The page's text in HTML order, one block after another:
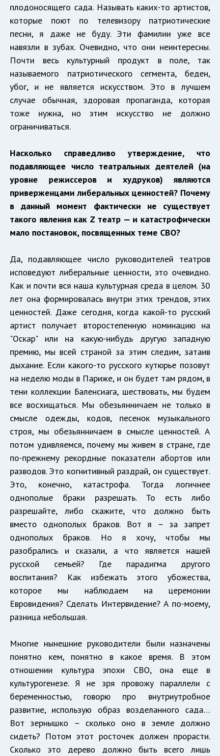
плодоносящего сада. Называть каких-то артистов,
которые поют по телевизору патриотические
песни, я даже не буду. Эти фамилии уже все
навязли в зубах. Очевидно, что они неинтересны.
Почти весь культурный продукт в поле, так
называемого патриотического сегмента, беден,
убог, и не является искусством. Это в лучшем
случае обычная, здоровая пропаганда, которая
тоже нужна, но этим искусство не должно
ограничиваться.
Насколько справедливо утверждение, что
подавляющее число театральных деятелей (на
уровне режиссеров и худруков) являются
приверженцами либеральных ценностей? Почему
в данный момент фактически не существует
такого явления как Z театр — и катастрофически
мало постановок, посвященных теме СВО?
Да, подавляющее число руководителей театров
исповедуют либеральные ценности, это очевидно.
Как и почти вся наша культурная среда в целом. 30
лет она формировалась внутри этих трендов, этих
ценностей. Даже сегодня, когда какой-то русский
артист получает второстепенную номинацию на
"Оскар" или на какую-нибудь другую западную
премию, мы всей страной за этим следим, затаив
дыхание. Если какого-то русского кутюрье позовут
на неделю моды в Париже, и он будет там рядом, в
тени коллекции Баленсиага, шествовать, мы будем
все восхищаться. Мы обезьянничаем не только в
смысле одежды, кодов, песенок музыкального
строя, мы обезьянничаем в смысле ценностей. А
потом удивляемся, почему мы живем в стране, где
по-прежнему рекордные показатели абортов или
разводов. Это когнитивный раздрай, он существует.
Это, конечно, катастрофа. Тогда логичнее
однополые браки разрешать. То есть либо
разрешайте, либо скажите, что должно быть
вместо однополых браков. Вот я – за запрет
однополых браков. Но я хочу, чтобы мы
разобрались и сказали, а что является нашей
русской семьей? Где парадигма другого
воспитания? Как избежать этого убожества,
которое мы наблюдаем на церемонии
Евровидения? Сделать Интервидение? А по-моему,
разница небольшая.
Многие нынешние руководители были назначены
понятно кем, понятно в какое время. В этом
отношении культура эпохи СВО, она еще в
культурогенезе. Я не зря провожу параллели с
беременностью, говорю про внутриутробное
развитие, использую образ возделанного сада…
Вот зернышко – сколько оно в земле должно
сидеть? Потом этот росточек должен прорасти.
Сколько это дерево должно быть всего лишь